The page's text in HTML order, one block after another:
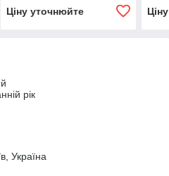
Ціну уточнюйте
рік
Україна